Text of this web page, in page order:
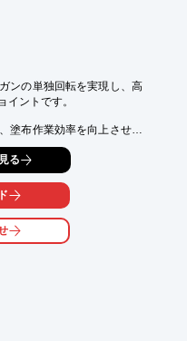
ンの単独回転を実現し、高
イントです。
塗布作業効率を向上させま
込んだ溝を通してつながる
とを可能としました。
限を受けません。
ッキン使用
る